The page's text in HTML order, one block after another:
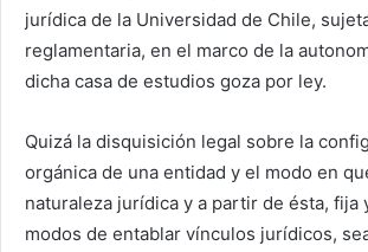
jurídica de la Universidad de Chile,
reglamentaria, en el marco de la
dicha casa de estudios goza por ley.
Quizá la disquisición legal sobre la
orgánica de una entidad y el modo en
naturaleza jurídica y a partir de ésta, fija
modos de entablar vínculos jurídicos,